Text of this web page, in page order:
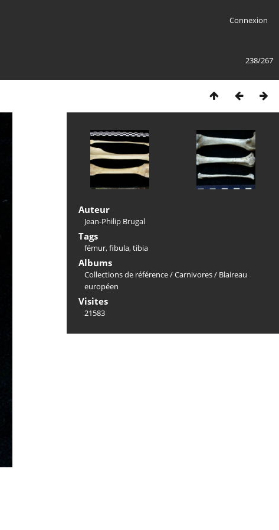
Connexion
238/267
Auteur
Jean-Philip Brugal
Tags
fémur,fibula,tibia
Albums
Collections de référence/Carnivores/ Blaireau
européen
Visites
21583